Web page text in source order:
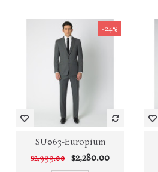
-24%
SU063-Europium
$2,999.00 $2,280.00